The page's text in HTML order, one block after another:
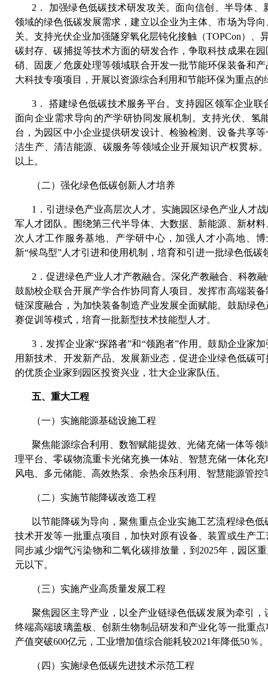
2． 加强绿色低碳技术研发攻关。面向信创、半导体
领域的绿色低碳发展需求，建立以企业为主体、市场为导
关。支持光伏企业加强隧穿氧化层钝化接触（TOPCon）
碳封存、碳捕捉等技术方面的研发合作，争取科技成果在
硝、固废／危废处理等领域联合开发一批节能环保装备和
大科技专项项目，开展以资源综合利用和节能环保为重点
3． 搭建绿色低碳技术服务平台。支持园区领军企业
面向企业需求导向的产学研协同发展机制。支持光伏、
台，为园区中小企业提供研发设计、检验检测、设备共享
洁生产、清洁能源、碳服务等领域企业开展知识产权贯标
以上。
（二）强化绿色低碳创新人才培养
1．引进绿色产业高层次人才。实施园区绿色产业人才
军人才团队。围绕第三代半导体、大数据、新能源、新材
次人才工作服务基地、产学研中心，加强人才小高地、
新“候鸟型”人才引进和使用机制，培育和引进一批绿色低
2．促进绿色产业人才产教融合。深化产教融合、科教
鼓励校企联合开展产学合作协同育人项目。发挥市高端装
链深度融合，为加快装备制造产业发展全面赋能。鼓励绿
赛促训等模式，培育一批新型技术技能型人才。
3．发挥企业家“探路者”和“领跑者”作用。鼓励企业家
用新技术、开发新产品、发展新业态，促进企业绿色低碳
的优质企业家到园区投资兴业，壮大企业家队伍。
五、重大工程
（一）实施能源基础设施工程
聚焦能源综合利用、数智赋能提效、光储充储一体等
理平台、零碳物流重卡光储充换一体站、智慧充储一体化
风电、多元储能、高效热泵、余热余压利用、智慧能源管
（二）实施节能降碳改造工程
以节能降碳为导向，聚焦重点企业实施工艺流程绿色
技术开发等一批重点项目，加快对原有设备、装置或生产
同步减少烟气污染物和二氧化碳排放量，到2025年，园区
元以下。
（三）实施产业高质量发展工程
聚焦园区主导产业，以全产业链绿色低碳发展为牵引
终端高端玻璃盖板、创新生物制品研发和产业化等一批重
产值突破600亿元，工业增加值综合能耗较2021年降低50％
（四）实施绿色低碳先进技术示范工程